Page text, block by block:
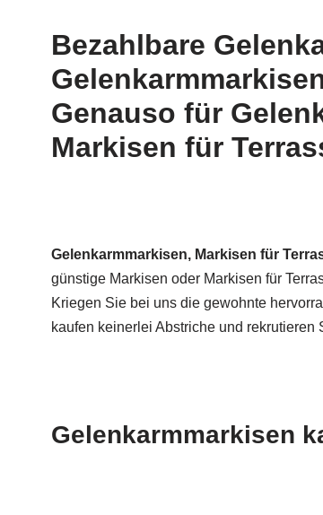
Bezahlbare
Genauso für
Markisen für
Gelenkarmmarkisen, Markisen für
günstige Markisen oder Markisen für
Kriegen Sie bei uns die gewohnte
kaufen keinerlei Abstriche und rekrutieren
Gelenkarmmarkisen